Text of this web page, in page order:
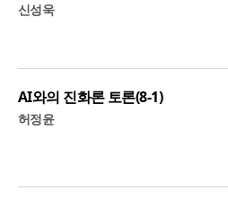
신성욱
AI와의 진화론 토론(8-1)
허정윤